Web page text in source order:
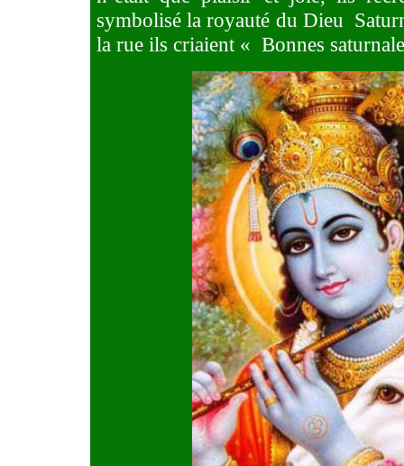
symbolisé la royauté du Dieu
la rue ils criaient « Bonnes